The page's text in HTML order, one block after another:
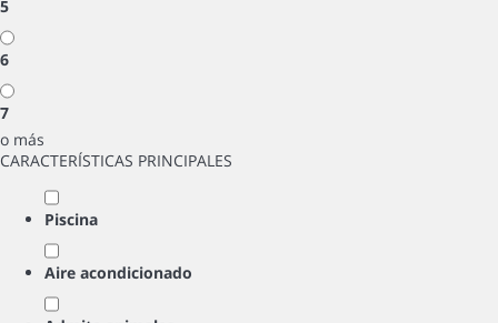
5
6
7
o más
CARACTERÍSTICAS PRINCIPALES
Piscina
Aire acondicionado